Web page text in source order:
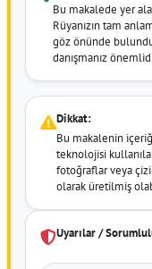
Bu makalede yer
Rüyanızın tam
göz önünde
danışmanız
Dikkat:
Bu makalenin
teknolojisi
fotoğraflar veya
olarak üretilmiş
Uyarılar /